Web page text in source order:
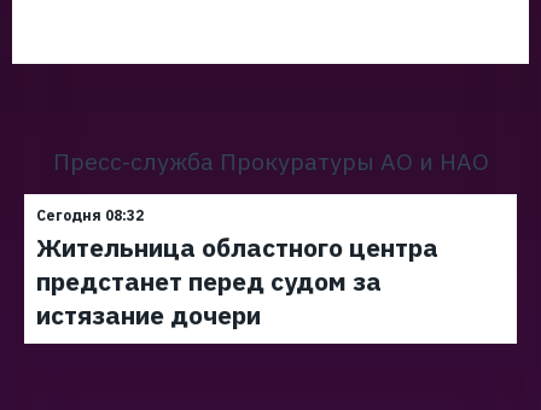
Пресс-служба Прокуратуры АО и НАО
Сегодня 08:32
Жительница областного центра
предстанет перед судом за
истязание дочери